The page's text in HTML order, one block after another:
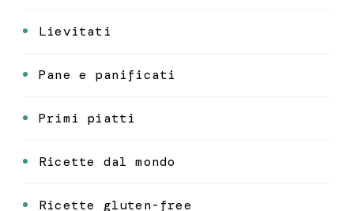
Lievitati
Pane e panificati
Primi piatti
Ricette dal mondo
Ricette gluten-free